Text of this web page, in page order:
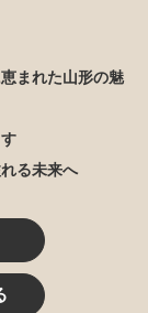
まれた山形の魅
る未来へ